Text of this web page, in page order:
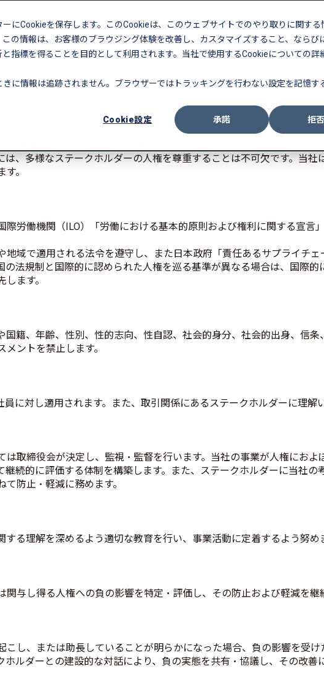
にCookieを保存します。このCookieは、このウェブサイトでのやり取りに関する
の情報は、お客様のブラウジング体験を改善し、カスタマイズすること、ならび
指標を得ることを目的として利用されます。当社で使用するCookieについての詳
に情報は追跡されません。ブラウザーではトラッキングを行わない設定を記憶す
Cookie設定 承諾 拒否
来を実現する」をミッションに掲げるBooost株式会社（以下、当社）
は、多様なステークホルダーの人権を尊重することは不可欠です。当
。
際労働機関（ILO）「労働における基本的原則および権利に関する宣言
地域で適用される法令を遵守し、また日本政府「責任あるサプライチ
の法規制と国際的に認められた人権を巡る基準が異なる場合は、国際
ます。
国籍、年齢、性別、性的志向、性自認、社会的身分、社会的出身、信
ントを禁止します。​
に対し適用されます。また、取引関係にあるステークホルダーに理解
は取締役会が決定し、監視・監督を行います。当社の事業が人権にお
継続的に評価する体制を構築します。また、ステークホルダーに当社
防止・軽減に務めます。
る理解を深めるよう適切な教育を行い、事業活動に定着するよう努め
与し得る人権への負の影響を特定・評価し、その防止および軽減を継
こし、または助長していることが明らかになった場合、負の影響を受
ルダーとの建設的な対話により、負の実態を共有・協議し、その改善